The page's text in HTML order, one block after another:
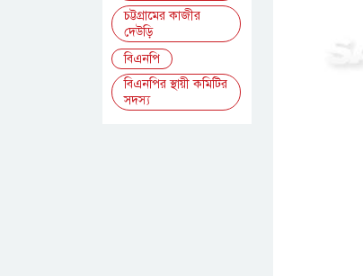
চট্টগ্রামের কাজীর
দেউড়ি
বিএনপি
বিএনপির স্থায়ী কমিটির
সদস্য